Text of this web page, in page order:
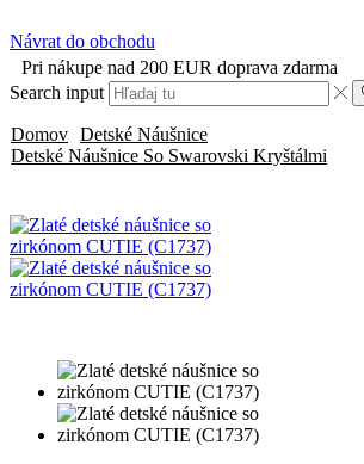
Návrat do obchodu
Pri nákupe nad 200 EUR doprava zdarma
Search input
Domov Detské Náušnice
Detské Náušnice So Swarovski Kryštálmi